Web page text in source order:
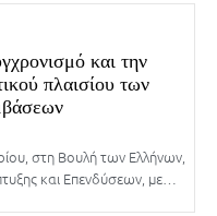
και την
πλαισίου των
στη Βουλή των Ελλήνων,
και Επενδύσεων, με…